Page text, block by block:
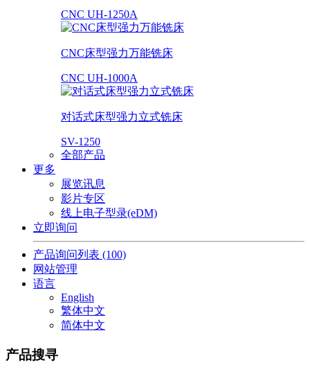
CNC UH-1250A
CNC床型强力万能铣床
CNC UH-1000A
对话式床型强力立式铣床
SV-1250
全部产品
更多
展览讯息
影片专区
线上电子型录(eDM)
立即询问
产品询问列表 (100)
网站管理
语言
English
繁体中文
简体中文
产品搜寻